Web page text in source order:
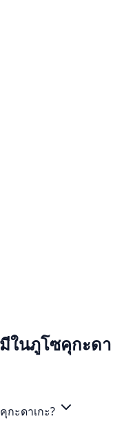
ในภูโซคุกะดา
ะดาเกะ?